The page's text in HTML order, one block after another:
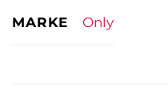
MARKE Only